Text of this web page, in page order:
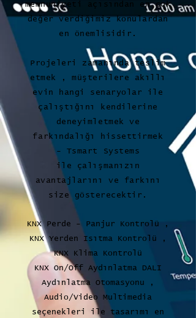
memnuniyeti açısından en çok
değer verdiğimiz konulardan
en önemlisidir.
Projeleri zamanında teslim
etmek , müşterilere akıllı
evin hangi senaryolar ile
çalıştığını kendilerine
deneyimletmek ve
farkındalığı hissettirmek
- Tsmart Systems
ile çalışmanızın
avantajlarını ve farkını
size gösterecektir.
KNX Perde - Panjur Kontrolü ,
KNX Yerden Isıtma Kontrolü ,
KNX Klima Kontrolü
KNX On/Off Aydınlatma DALI
Aydınlatma Otomasyonu ,
Audio/Video Multimedia
seçenekleri ile tasarımı en